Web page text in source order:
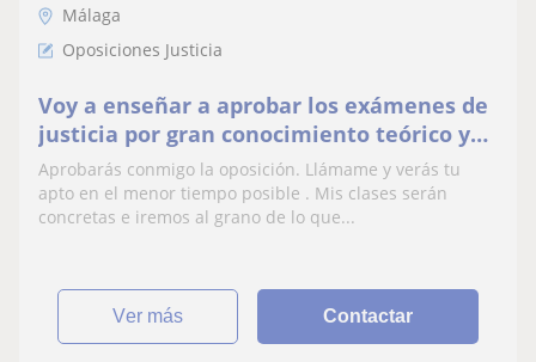
Málaga
Oposiciones Justicia
Voy a enseñar a aprobar los exámenes de
justicia por gran conocimiento teórico y
práctico de las leyes y derecho sustantivo.
Aprueba tus exámenes de la universidad
conmigo y sin agobios. Prueba sin
Aprobarás conmigo la oposición. Llámame y verás tu
apto en el menor tiempo posible . Mis clases serán
concretas e iremos al grano de lo que...
ver más Contactar